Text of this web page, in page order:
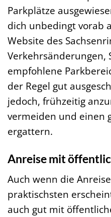
Parkplätze
dich unbedingt vorab
Website des
Verkehrsänderungen,
empfohlene
der Regel gut
jedoch, frühzeitig
vermeiden und einen
ergattern.
Anreise mit
Auch wenn die
praktischsten
auch gut mit